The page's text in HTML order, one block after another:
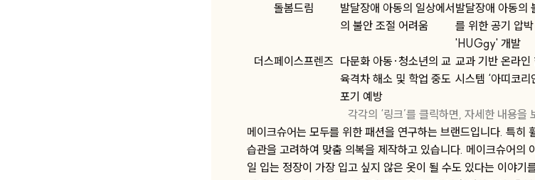
돌봄드림
발달장애 아동의 일상에서
의 불안 조절 어려움
발달장애 아동의
를 위한 공기 압박
'HUGgy' 개발
더스페이스프렌즈 다문화 아동·청소년의 교
육격차 해소 및 학업 중도
포기 예방
교과 기반 온라인
시스템 ‘아띠코리
각각의 ‘링크’를 클릭하면, 자세한 내용을
메이크슈어는 모두를 위한 패션을 연구하는 브랜드입니다. 특히
습관을 고려하여 맞춤 의복을 제작하고 있습니다. 메이크슈어의
일 입는 정장이 가장 입고 싶지 않은 옷이 될 수도 있다는 이야기